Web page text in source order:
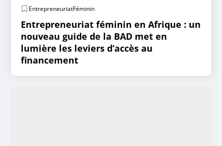
EntrepreneuriatFéminin
Entrepreneuriat féminin en Afrique : un
nouveau guide de la BAD met en
lumière les leviers d’accès au
financement